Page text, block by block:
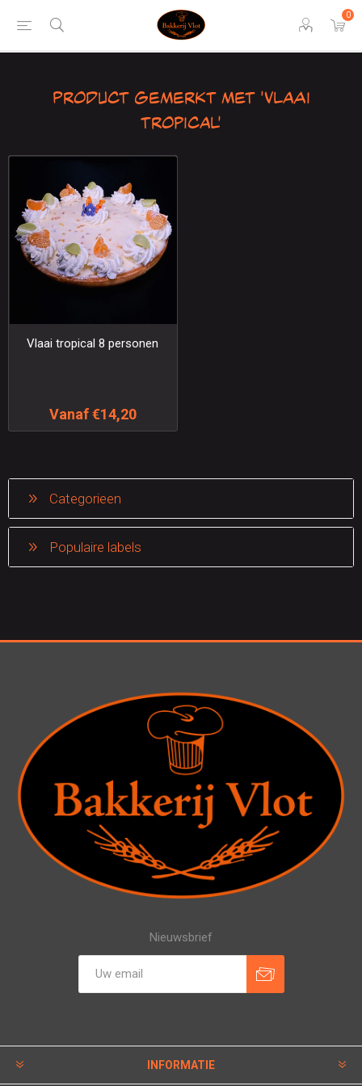
0
Product gemerkt met 'vlaai
tropical'
Vlaai tropical 8 personen
Vanaf €14,20
Categorieen
Populaire labels
Nieuwsbrief
INFORMATIE